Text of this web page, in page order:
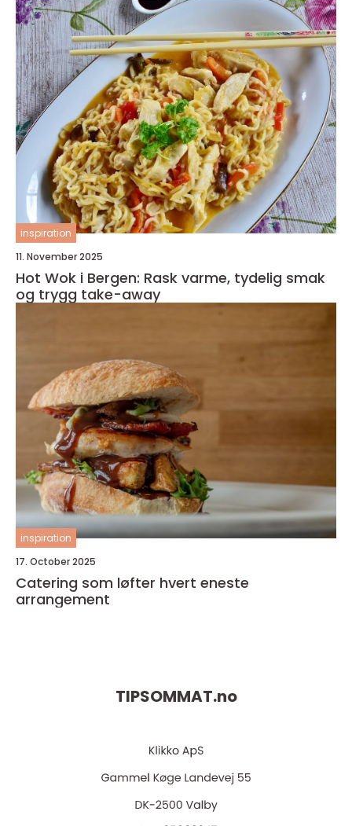
inspiration
11. November 2025
Hot Wok i Bergen: Rask varme, tydelig smak
og trygg take-away
inspiration
17. October 2025
Catering som løfter hvert eneste
arrangement
TIPSOMMAT.no